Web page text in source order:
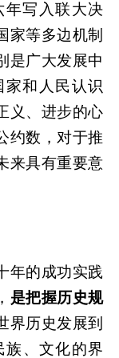
年写入联大决
家等多边机制
是广大发展中
和人民认识
义、进步的心
约数，对于推
来具有重要意
年的成功实践
是把握历史规
界历史发展到
族、文化的界